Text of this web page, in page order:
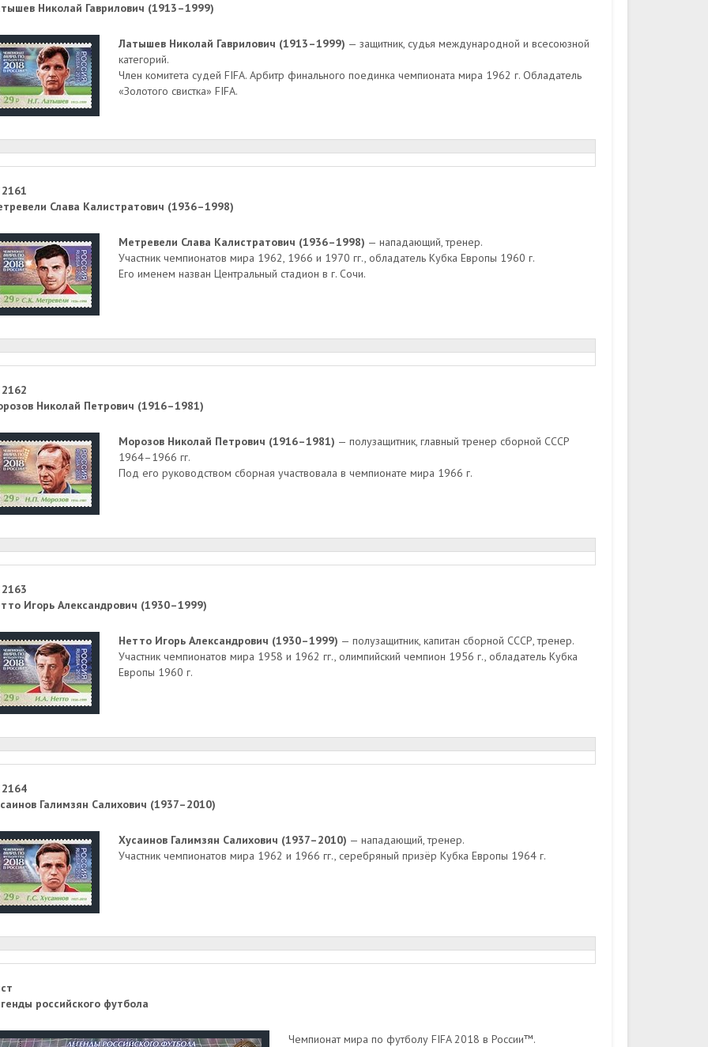
Николай Гаврилович (1913–1999)
Латышев Николай Гаврилович (1913–1999) — защитник, судья международной и всесоюзной
категорий.
Член комитета судей FIFA. Арбитр финального поединка чемпионата мира 1962 г. Обладатель
«Золотого свистка» FIFA.
Слава Калистратович (1936–1998)
Метревели Слава Калистратович (1936–1998) — нападающий, тренер.
Участник чемпионатов мира 1962, 1966 и 1970 гг., обладатель Кубка Европы 1960 г.
Его именем назван Центральный стадион в г. Сочи.
Николай Петрович (1916–1981)
Морозов Николай Петрович (1916–1981) — полузащитник, главный тренер сборной СССР
1964–1966 гг.
Под его руководством сборная участвовала в чемпионате мира 1966 г.
Игорь Александрович (1930–1999)
Нетто Игорь Александрович (1930–1999) — полузащитник, капитан сборной СССР, тренер.
Участник чемпионатов мира 1958 и 1962 гг., олимпийский чемпион 1956 г., обладатель Кубка
Европы 1960 г.
Галимзян Салихович (1937–2010)
Хусаинов Галимзян Салихович (1937–2010) — нападающий, тренер.
Участник чемпионатов мира 1962 и 1966 гг., серебряный призёр Кубка Европы 1964 г.
российского футбола
Чемпионат мира по футболу FIFA 2018 в России™.